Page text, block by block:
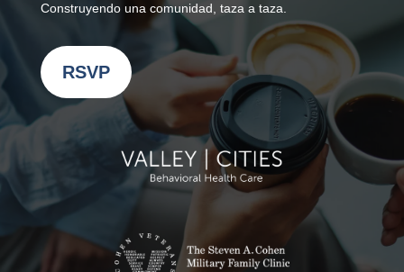
Construyendo una comunidad, taza a taza.
RSVP